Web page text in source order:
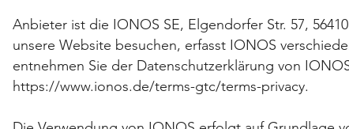
Anbieter ist die IONOS SE, Elgendorfer Str. 57,
unsere Website besuchen, erfasst IONOS
entnehmen Sie der Datenschutzerklärung von
https://www.ionos.de/terms-gtc/terms-privacy.